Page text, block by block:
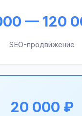
— 120
SEO-продвижение
20 000 ₽